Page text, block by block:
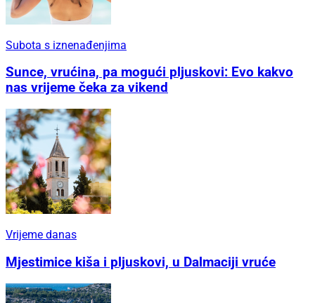
Subota s iznenađenjima
Sunce, vrućina, pa mogući pljuskovi: Evo kakvo
nas vrijeme čeka za vikend
Vrijeme danas
Mjestimice kiša i pljuskovi, u Dalmaciji vruće